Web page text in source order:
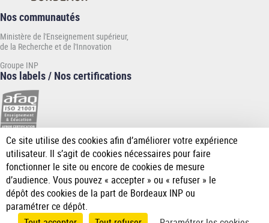
Nos communautés
Ministère de l'Enseignement supérieur,
de la Recherche et de l'Innovation
Groupe INP
Nos labels / Nos certifications
Ce site utilise des cookies afin d’améliorer votre expérience
utilisateur. Il s’agit de cookies nécessaires pour faire
fonctionner le site ou encore de cookies de mesure
d’audience. Vous pouvez « accepter » ou « refuser » le
dépôt des cookies de la part de Bordeaux INP ou
paramétrer ce dépôt.